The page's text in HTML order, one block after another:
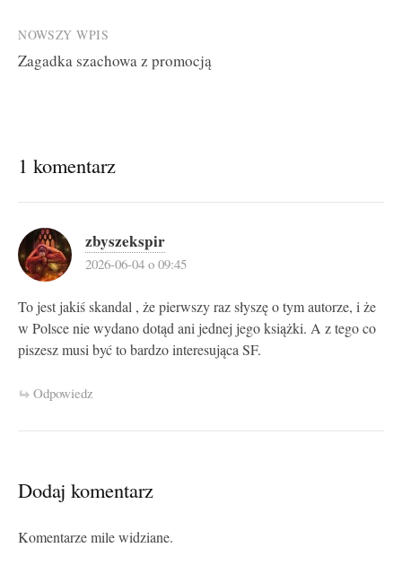
NOWSZY WPIS
Zagadka szachowa z promocją
1 komentarz
zbyszekspir
2026-06-04 o 09:45
To jest jakiś skandal , że pierwszy raz słyszę o tym autorze, i że
w Polsce nie wydano dotąd ani jednej jego książki. A z tego co
piszesz musi być to bardzo interesująca SF.
Odpowiedz
Dodaj komentarz
Komentarze mile widziane.